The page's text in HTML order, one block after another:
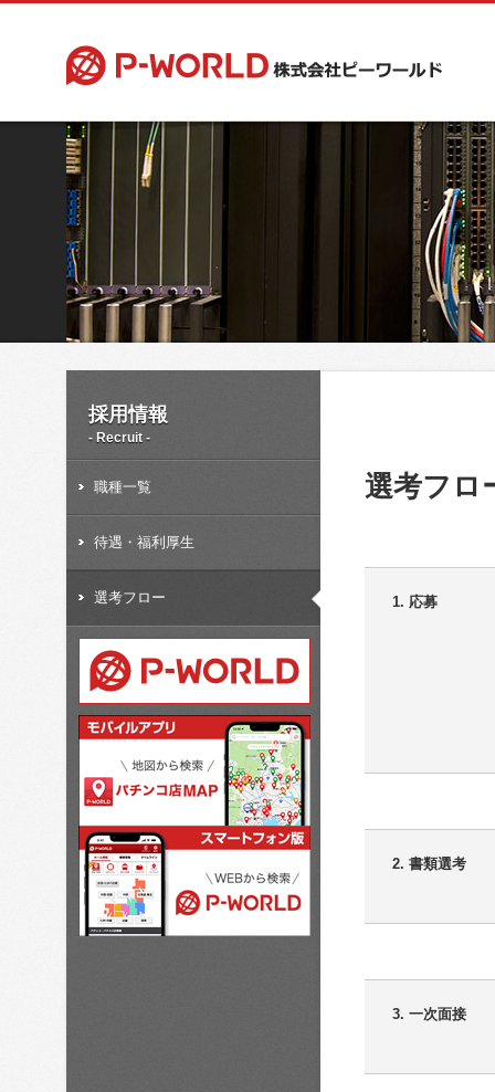
選考フロ
1. 応募
2. 書類選考
3. 一次面接
採用情報
- Recruit -
職種一覧
待遇・福利厚生
選考フロー